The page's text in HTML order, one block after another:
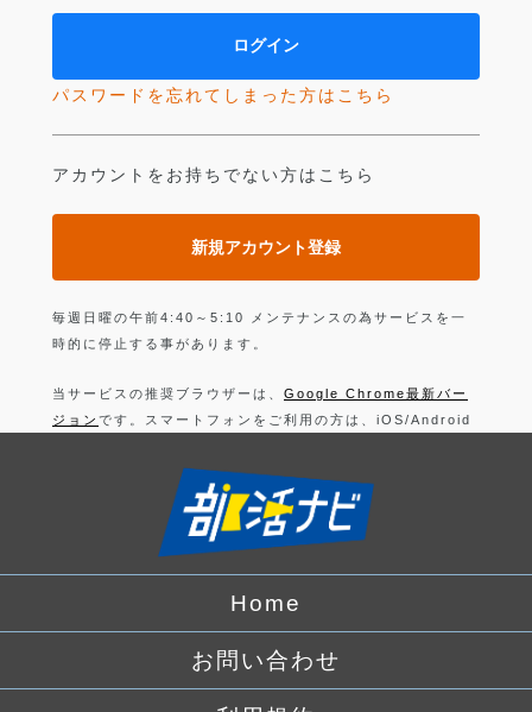
パスワードを忘れてしまった方はこちら
アカウントをお持ちでない方はこちら
新規アカウント登録
毎週日曜の午前4:40～5:10 メンテナンスの為サービスを一
時的に停止する事があります。
当サービスの推奨ブラウザーは、 Google Chrome最新バー
ジョン です。スマートフォンをご利用の方は、iOS/Android
上記以外のブラウザーでは正常に動作できない可能性があり
ますので、ご注意ください。
ログインすることにより、部活の利用規約
なります。
プライバシーポリシー をお読みください。
でログイン
Home
お問い合わせ